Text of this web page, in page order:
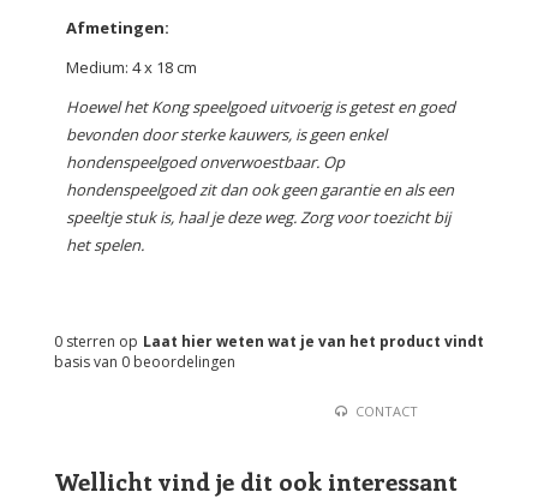
Afmetingen:
Medium: 4 x 18 cm
Hoewel het Kong speelgoed uitvoerig is getest en goed
bevonden door sterke kauwers, is geen enkel
hondenspeelgoed onverwoestbaar. Op
hondenspeelgoed zit dan ook geen garantie en als een
speeltje stuk is, haal je deze weg. Zorg voor toezicht bij
het spelen.
Laat hier weten wat je van het product vindt
0 sterren op
basis van 0 beoordelingen
CONTACT
Wellicht vind je dit ook interessant